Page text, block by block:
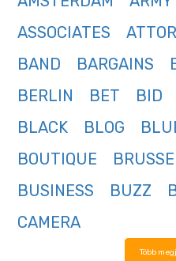
ASSOCIATES
BAND
BARGAINS
BERLIN
BET BID
BLACK
BLOG
BOUTIQUE
BUSINESS
BUZZ
CAMERA
Több